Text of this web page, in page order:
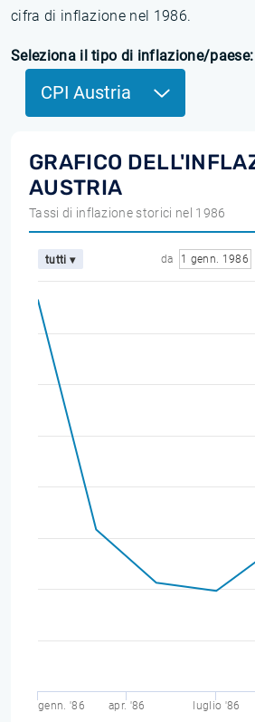
cifra di inflazione nel 1986.
Seleziona il tipo di inflazione/paese:
CPI Austria
GRAFICO
AUSTRIA
Tassi di inflazione storici nel 1986
tutti ▾ da 1 genn. 1986
genn. '86 apr. '86 luglio '86